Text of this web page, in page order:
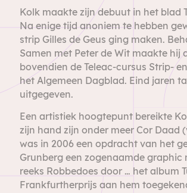
Kolk maakte zijn debuut in het blad
Na enige tijd anoniem te hebben
strip Gilles de Geus ging maken.
Samen met Peter de Wit maakte hij
bovendien de Teleac-cursus Strip-
het Algemeen Dagblad. Eind jaren
uitgegeven.
Een artistiek hoogtepunt bereikte
zijn hand zijn onder meer Cor Daad
was in 2006 een opdracht van het
Grunberg een zogenaamde
reeks Robbedoes door … het album
Frankfurtherprijs aan hem